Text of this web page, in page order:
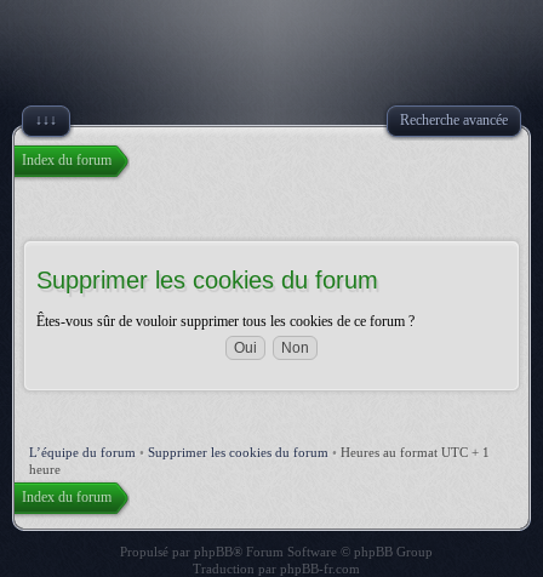
↓↓↓ Recherche avancée
Index du forum
Supprimer les cookies du forum
Êtes-vous sûr de vouloir supprimer tous les cookies de ce forum ?
L’équipe du forum • Supprimer les cookies du forum • Heures au format UTC + 1
heure
Index du forum
Propulsé par phpBB® Forum Software © phpBB Group
Traduction par phpBB-fr.com